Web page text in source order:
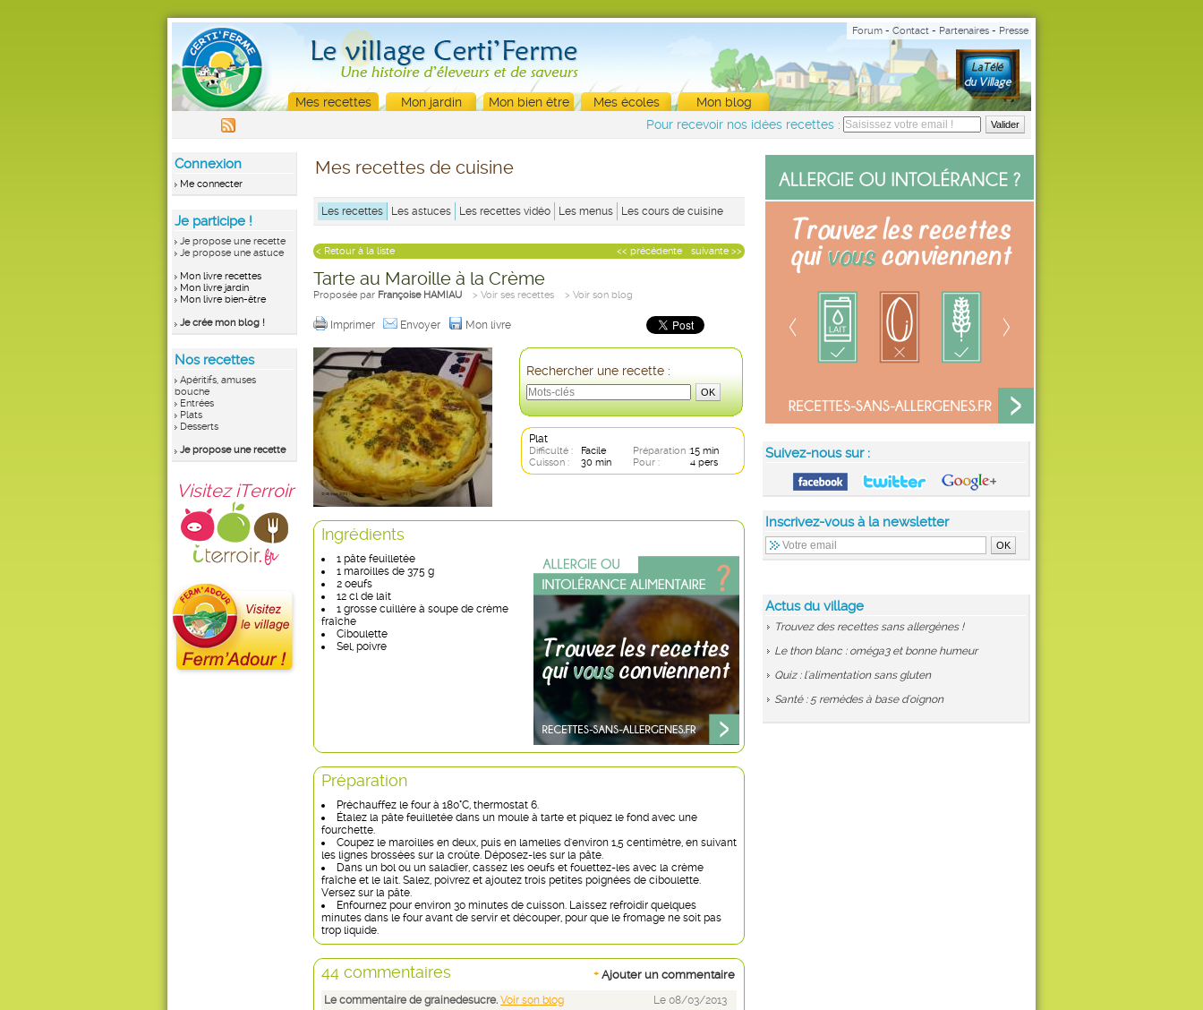
Forum - Contact - Partenaires - Presse
Mes recettes Mon jardin Mon bien être Mes écoles
Mon blog
Pour recevoir nos idées recettes :
Connexion
Me connecter
Je participe !
Je propose une recette
Je propose une astuce
Mon livre recettes
Mon livre jardin
Mon livre bien-être
Je crée mon blog !
Nos recettes
Apéritifs, amuses
bouche
Entrées
Plats
Desserts
Je propose une recette
Visitez iTerroir
Suivez-nous sur :
Inscrivez-vous à la newsletter
Actus du village
Trouvez des recettes sans allergènes !
Le thon blanc : oméga3 et bonne humeur
Quiz : l'alimentation sans gluten
Santé : 5 remèdes à base d'oignon
Mes recettes de cuisine
Les recettes Les astuces Les recettes vidéo Les menus Les cours de cuisine
suivante >>
<< précédente
< Retour à la liste
Tarte au Maroille à la Crème
Proposée par Françoise HAMIAU > Voir ses recettes > Voir son blog
Imprimer Envoyer Mon livre
Rechercher une recette :
Plat
Difficulté : Facile Préparation :15 min
Cuisson :
30 min Pour : 4 pers
Ingrédients
1 pâte feuilletée
1 maroilles de 375 g
2 oeufs
12 cl de lait
1 grosse cuillère à soupe de crème
fraîche
Ciboulette
Sel, poivre
Préparation
Préchauffez le four à 180°C, thermostat 6.
Étalez la pâte feuilletée dans un moule à tarte et piquez le fond avec une
fourchette.
Coupez le maroilles en deux, puis en lamelles d'environ 1,5 centimètre, en suivant
les lignes brossées sur la croûte. Déposez-les sur la pâte.
Dans un bol ou un saladier, cassez les oeufs et fouettez-les avec la crème
fraîche et le lait. Salez, poivrez et ajoutez trois petites poignées de ciboulette.
Versez sur la pâte.
Enfournez pour environ 30 minutes de cuisson. Laissez refroidir quelques
minutes dans le four avant de servir et découper, pour que le fromage ne soit pas
trop liquide.
+ Ajouter un commentaire
44 commentaires
Le commentaire de grainedesucre. Voir son blog
Le 08/03/2013